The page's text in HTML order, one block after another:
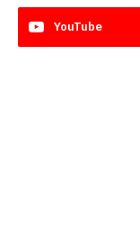
YouTube